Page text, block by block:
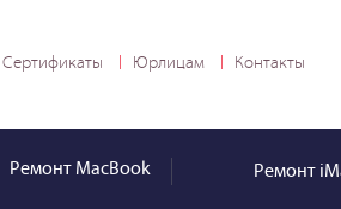
Сертификаты Юрлицам Контакты
Ремонт MacBook Ремонт